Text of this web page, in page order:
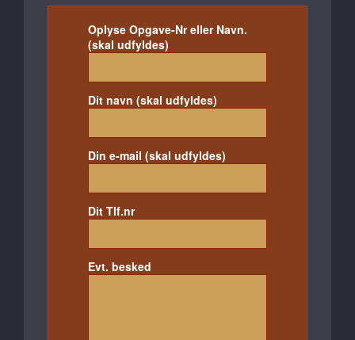
Oplyse Opgave-Nr eller Navn.
(skal udfyldes)
Dit navn (skal udfyldes)
Din e-mail (skal udfyldes)
Dit Tlf.nr
Evt. besked